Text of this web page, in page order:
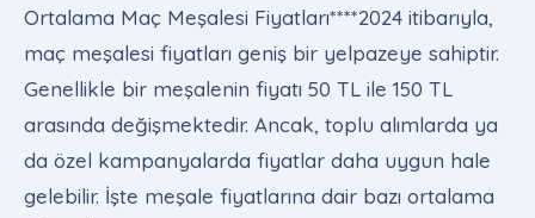
Ortalama Maç Meşalesi Fiyatları****2024 itibarıyla,
maç meşalesi fiyatları geniş bir yelpazeye sahiptir.
Genellikle bir meşalenin fiyatı 50 TL ile 150 TL
arasında değişmektedir. Ancak, toplu alımlarda ya
da özel kampanyalarda fiyatlar daha uygun hale
gelebilir. İşte meşale fiyatlarına dair bazı ortalama